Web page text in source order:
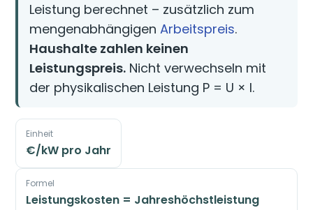
Leistung berechnet – zusätzlich zum
mengenabhängigenArbeitspreis.
Haushalte zahlen keinen
Leistungspreis. Nicht verwechseln mit
der physikalischen Leistung P = U × I.
Einheit
€/kW pro Jahr
Formel
Leistungskosten = Jahreshöchstleistung